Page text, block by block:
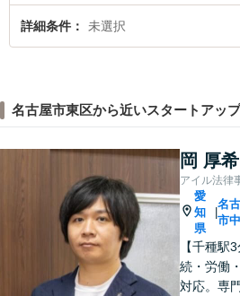
詳細条件 未選択
名古屋市東区から近いスタートアッ
岡 厚希
アイル法律
愛
知
県
名
市
【千種駅
続・労働
対応。専